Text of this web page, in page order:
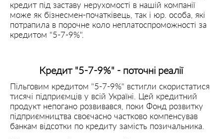
кредит під заставу нерухомості в нашій компанії
може як бізнесмен-початківець, так і юр. особа, які
потрапила в порочне коло неплатоспроможності за
кредитом "5-7-9%".
Кредит "5-7-9%" - поточні реалії
Пільговим кредитом "5-7-9%" встигли скористатися
тисячі підприємців у всій Україні. Цей кредитний
продукт непогано розвивався, поки Фонд розвитку
підприємництва своєчасно частково компенсував
банкам відсотки по кредиту замість позичальника.